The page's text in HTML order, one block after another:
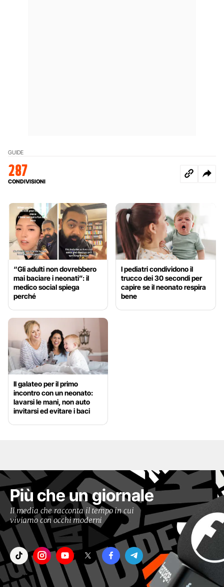
GUIDE
287
CONDIVISIONI
“Gli adulti non dovrebbero
mai baciare i neonati”: il
medico social spiega
perché
I pediatri condividono il
trucco dei 30 secondi per
capire se il neonato respira
bene
Il galateo per il primo
incontro con un neonato:
lavarsi le mani, non auto
invitarsi ed evitare i baci
Più che un giornale
Il media che racconta il tempo in cui
viviamo con occhi moderni